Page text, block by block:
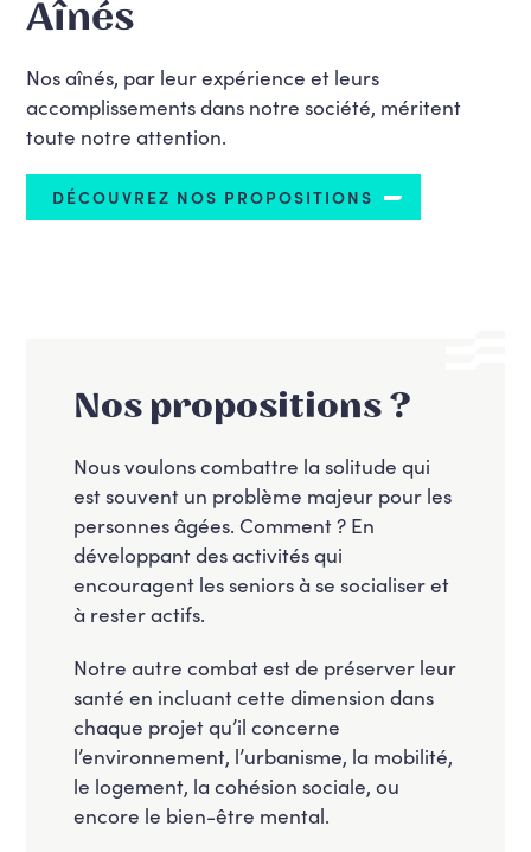
Aînés
Nos aînés, par leur expérience et leurs
accomplissements dans notre société, méritent
toute notre attention.
DÉCOUVREZ NOS PROPOSITIONS
Nos propositions ?
Nous voulons combattre la solitude qui
est souvent un problème majeur pour les
personnes âgées. Comment ? En
développant des activités qui
encouragent les seniors à se socialiser et
à rester actifs.
Notre autre combat est de préserver leur
santéen incluant cette dimension dans
chaque projet qu’il concerne
l’environnement, l’urbanisme, la mobilité,
le logement, la cohésion sociale, ou
encore le bien-être mental.